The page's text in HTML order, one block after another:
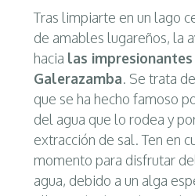
Tras limpiarte en un lago
de amables lugareños, la
hacia las
Galerazamba. Se trata
que se ha hecho famoso
del agua que lo rodea y
extracción de sal. Ten en
momento para disfrutar
agua, debido a un alga